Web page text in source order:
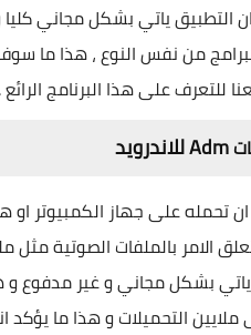
التطبيق ياتي بشكل مجاني كليا
من نفس النوع ، هذا ما
على هذا البرنامج الرائع .
Adm للاندرويد
تحمله على جهاز الكمبيوتر او
الامر بالملفات الصوتية
ياتي بشكل مجاني و غير مدفوع
التحميلات و هذا ما يؤكد